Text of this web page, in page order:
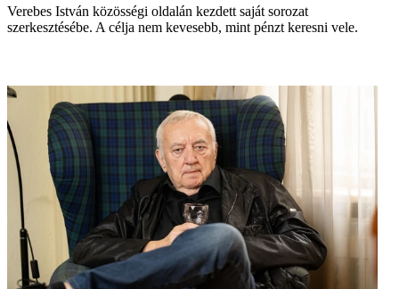
Verebes István közösségi oldalán kezdett saját sorozat
szerkesztésébe. A célja nem kevesebb, mint pénzt keresni vele.